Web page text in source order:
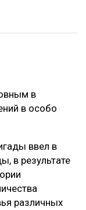
в
в особо
ввел в
в результате
различных